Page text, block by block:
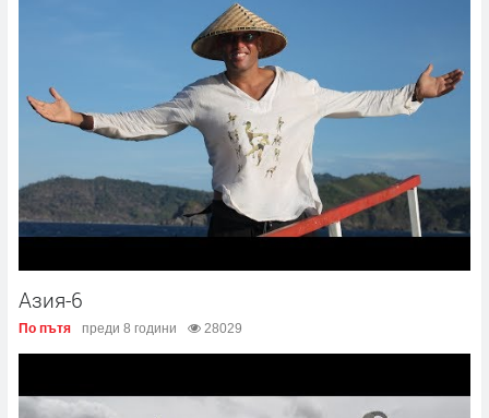
Азия-6
По пътя преди 8 години 28029